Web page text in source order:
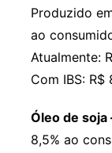
Produzido
ao
Atualmente:
Com IBS: R$
Óleo de soja
8,5% ao